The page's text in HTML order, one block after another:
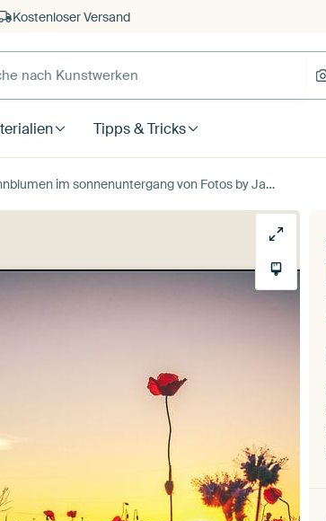
Kostenloser Versand
Tipps & Tricks
im sonnenuntergang von Fotos by Jan Wehnert